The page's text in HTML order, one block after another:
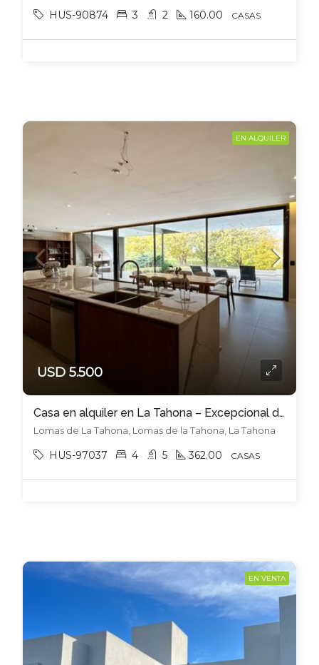
HUS-90874 3 2 160.00 CASAS
EN ALQUILER
USD 5.500
Casa en alquiler en La Tahona – Excepcional diseño y calidad
Lomas de La Tahona, Lomas de la Tahona, La Tahona
HUS-97037 4 5 362.00 CASAS
EN VENTA